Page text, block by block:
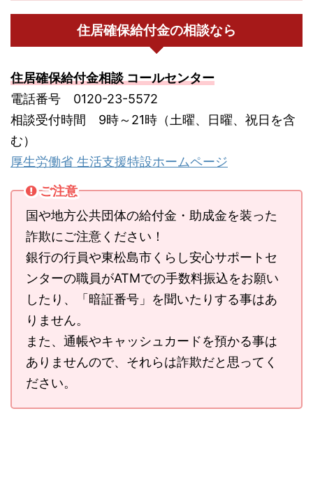
住居確保給付金の相談なら
住居確保給付金相談 コールセンター
電話番号 0120-23-5572
相談受付時間 9時～21時（土曜、日曜、祝日を含
む）
厚生労働省 生活支援特設ホームページ
ご注意
国や地方公共団体の給付金・助成金を装った
詐欺にご注意ください！
銀行の行員や東松島市くらし安心サポートセ
ンターの職員がATMでの手数料振込をお願い
したり、「暗証番号」を聞いたりする事はあ
りません。
また、通帳やキャッシュカードを預かる事は
ありませんので、それらは詐欺だと思ってく
ださい。